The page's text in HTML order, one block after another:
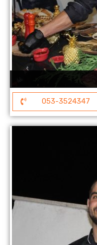
053-3524347